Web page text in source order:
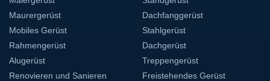
Maurergerüst
Mobiles Gerüst
Rahmengerüst
Alugerüst
Renovieren und Sanieren
Dachfanggerüst
Stahlgerüst
Dachgerüst
Treppengerüst
Freistehendes Gerüst